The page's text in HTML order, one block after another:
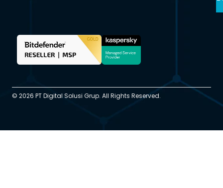
© 2026 PT Digital Solusi Grup. All Rights Reserved.